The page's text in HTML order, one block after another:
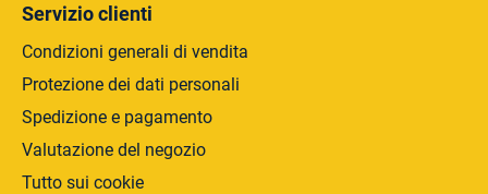
Servizio clienti
Condizioni generali di vendita
Protezione dei dati personali
Spedizione e pagamento
Valutazione del negozio
Tutto sui cookie